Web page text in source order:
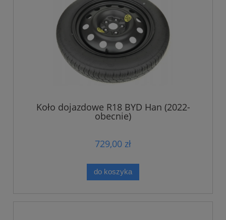
Koło dojazdowe R18 BYD Han (2022-
obecnie)
729,00 zł
do koszyka